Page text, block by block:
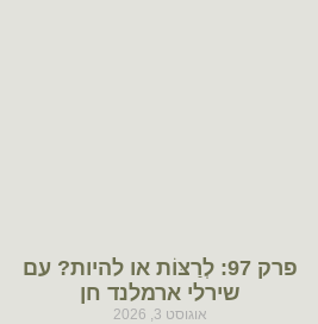
פרק 97: לְרַצּוֹת או להיות? עם
שירלי ארמלנד חן
אוגוסט 3, 2026